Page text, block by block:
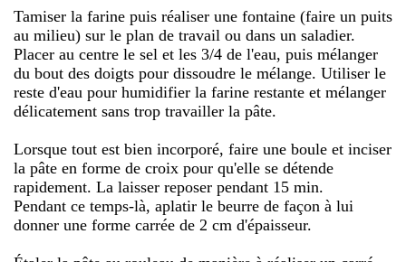
Tamiser la farine puis réaliser une fontaine (faire un puits
au milieu) sur le plan de travail ou dans un saladier.
Placer au centre le sel et les 3/4 de l'eau, puis mélanger
du bout des doigts pour dissoudre le mélange. Utiliser le
reste d'eau pour humidifier la farine restante et mélanger
délicatement sans trop travailler la pâte.
Lorsque tout est bien incorporé, faire une boule et inciser
la pâte en forme de croix pour qu'elle se détende
rapidement. La laisser reposer pendant 15 min.
Pendant ce temps-là, aplatir le beurre de façon à lui
donner une forme carrée de 2 cm d'épaisseur.